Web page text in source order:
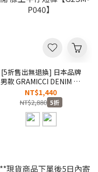
[5折售出無退換] 日本品牌
男款 GRAMICCI DENIM G-
SHORT 中藍色 深藍色 腰帶
休閒 膝上牛仔短褲【G2SM-
P040】
NT$1,440
NT$2,880 5折